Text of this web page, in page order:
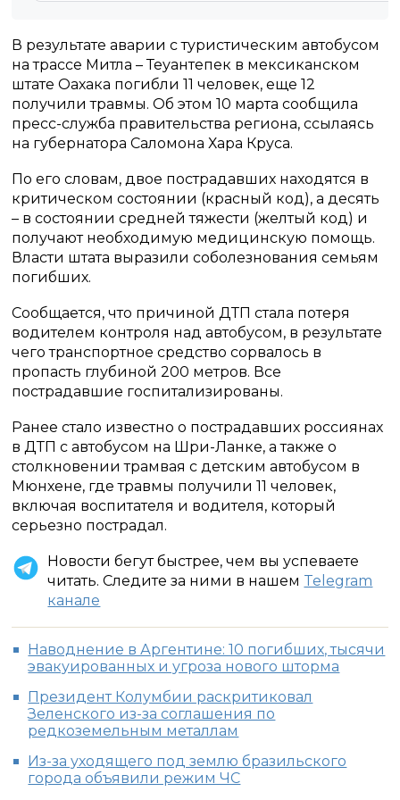
В результате аварии с туристическим автобусом
на трассе Митла – Теуантепек в мексиканском
штате Оахака погибли 11 человек, еще 12
получили травмы. Об этом 10 марта сообщила
пресс-служба правительства региона, ссылаясь
на губернатора Саломона Хара Круса.
По его словам, двое пострадавших находятся в
критическом состоянии (красный код), а десять
– в состоянии средней тяжести (желтый код) и
получают необходимую медицинскую помощь.
Власти штата выразили соболезнования семьям
погибших.
Сообщается, что причиной ДТП стала потеря
водителем контроля над автобусом, в результате
чего транспортное средство сорвалось в
пропасть глубиной 200 метров. Все
пострадавшие госпитализированы.
Ранее стало известно о пострадавших россиянах
в ДТП с автобусом на Шри-Ланке, а также о
столкновении трамвая с детским автобусом в
Мюнхене, где травмы получили 11 человек,
включая воспитателя и водителя, который
серьезно пострадал.
Новости бегут быстрее, чем вы успеваете
читать. Следите за ними в нашем Telegram
канале
Наводнение в Аргентине: 10 погибших, тысячи
эвакуированных и угроза нового шторма
Президент Колумбии раскритиковал
Зеленского из-за соглашения по
редкоземельным металлам
Из-за уходящего под землю бразильского
города объявили режим ЧС